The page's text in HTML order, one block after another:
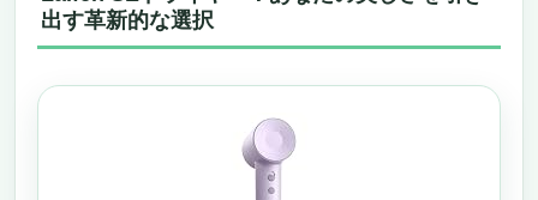
出す革新的な選択